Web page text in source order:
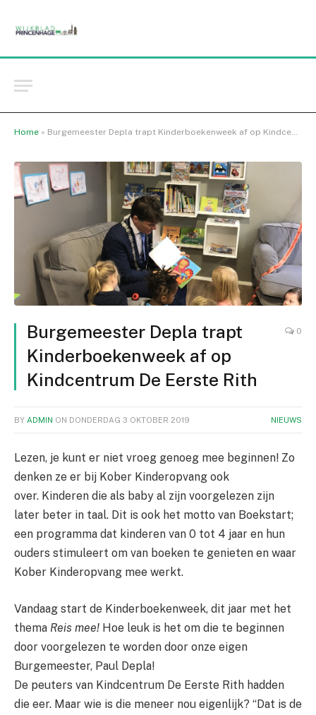
Home » Burgemeester Depla trapt Kinderboekenweek af op Kindcentrum De Eerste Rith
Burgemeester Depla trapt
Kinderboekenweek af op
Kindcentrum De Eerste Rith
0
BY ADMIN ON DONDERDAG 3 OKTOBER 2019 NIEUWS
Lezen, je kunt er niet vroeg genoeg mee beginnen! Zo
denken ze er bij Kober Kinderopvang ook
over. Kinderen die als baby al zijn voorgelezen zijn
later beter in taal. Dit is ook het motto van Boekstart;
een programma dat kinderen van 0 tot 4 jaar en hun
ouders stimuleert om van boeken te genieten en waar
Kober Kinderopvang mee werkt.
Vandaag start de Kinderboekenweek, dit jaar met het
thema Reis mee! Hoe leuk is het om die te beginnen
door voorgelezen te worden door onze eigen
Burgemeester, Paul Depla!
De peuters van Kindcentrum De Eerste Rith hadden
die eer. Maar wie is die meneer nou eigenlijk? “Dat is de